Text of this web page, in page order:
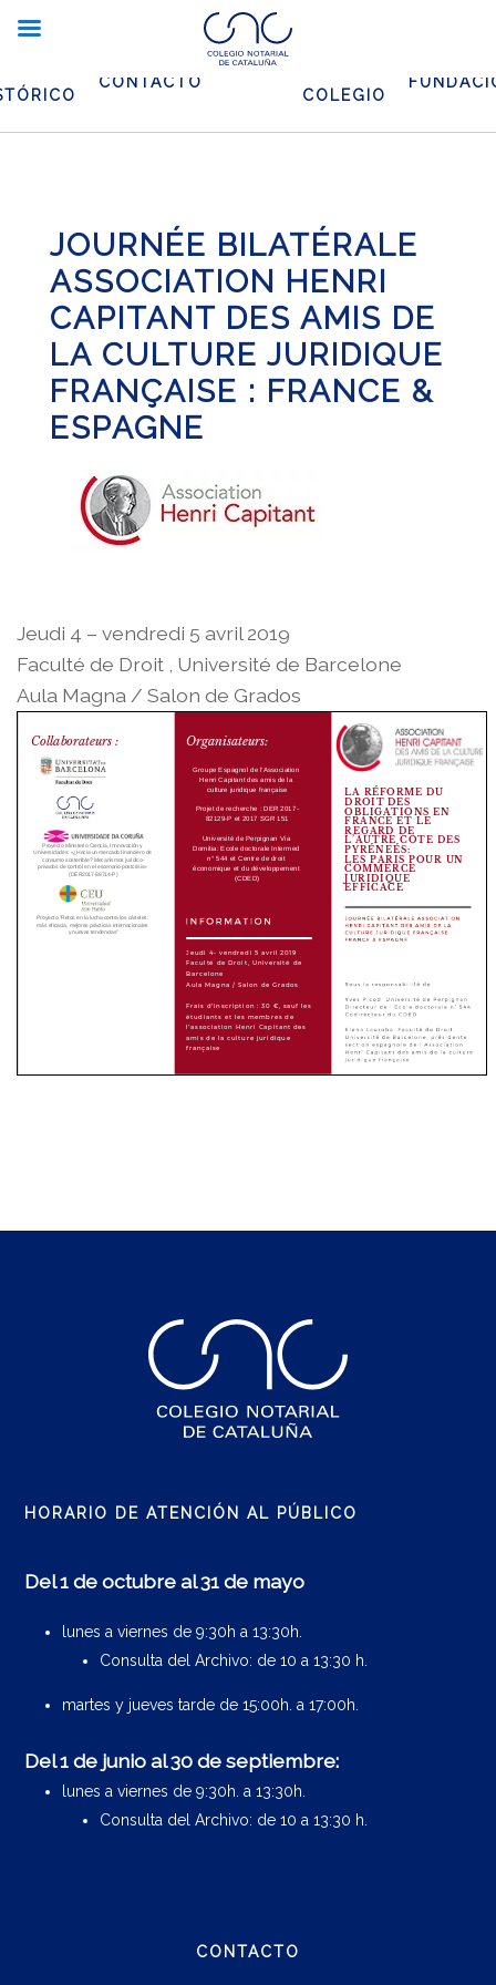
CONTACTO
COLEGIO
JOURNÉE BILATÉRALE
ASSOCIATION HENRI
CAPITANT DES AMIS DE
LA CULTURE JURIDIQUE
FRANÇAISE : FRANCE &
ESPAGNE
Jeudi 4 – vendredi 5 avril 2019
Faculté de Droit , Université de Barcelone
Aula Magna / Salon de Grados
HORARIO DE ATENCIÓN AL PÚBLICO
Del 1 de octubre al 31 de mayo
lunes a viernes de 9:30h a 13:30h.
Consulta del Archivo: de 10 a 13:30 h.
martes y jueves tarde de 15:00h. a 17:00h.
Del 1 de junio al 30 de septiembre:
lunes a viernes de 9:30h. a 13:30h.
Consulta del Archivo: de 10 a 13:30 h.
CONTACTO